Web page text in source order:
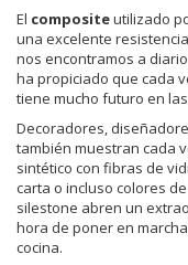
El compositeutilizado
una excelente
nos encontramos a
ha propiciado que cada
tiene mucho futuro en
Decoradores,
también muestran cada
sintético con fibras de
carta o incluso colores
silestone abren un
hora de poner en
cocina.